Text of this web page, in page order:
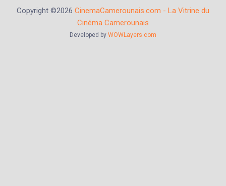
Copyright ©2026 CinemaCamerounais.com - La Vitrine du
Cinéma Camerounais
Developed by WOWLayers.com